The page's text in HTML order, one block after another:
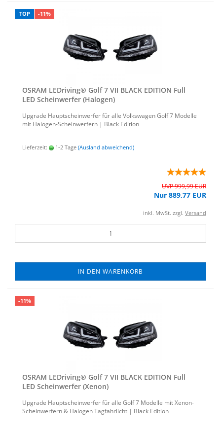
TOP -11%
OSRAM LED­ri­ving® Golf 7 VII BLACK EDI­TI­ON Full
LED Schein­wer­fer (Ha­lo­gen)
Up­grade Haupt­schein­wer­fer für alle Volks­wa­gen Golf 7 Mo­del­le
mit Halogen-​Scheinwerfern | Black Edi­ti­on
Lieferzeit: 1-2 Tage (Ausland abweichend)
UVP 999,99 EUR
Nur 889,77 EUR
inkl. MwSt. zzgl. Versand
IN DEN WARENKORB
-11%
OSRAM LED­ri­ving® Golf 7 VII BLACK EDI­TI­ON Full
LED Schein­wer­fer (Xenon)
Up­grade Haupt­schein­wer­fer für alle Golf 7 Mo­del­le mit Xenon-​
Scheinwerfern & Ha­lo­gen Tag­fahr­licht | Black Edi­ti­on